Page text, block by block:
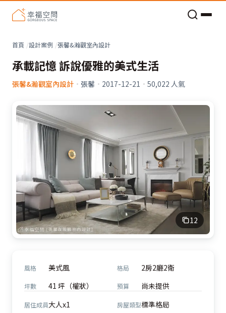
首頁 設計案例 張馨&瀚觀室內設計
承載記憶 訴說優雅的美式生活
張馨&瀚觀室內設計 · 張馨 · 2017-12-21 · 50,022 人氣
12
風格 美式風 格局 2房2廳2衛
坪數 41 坪（權狀） 預算 尚未提供
居住成員大人x1 房屋類型標準格局